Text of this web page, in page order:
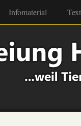
Infomaterial